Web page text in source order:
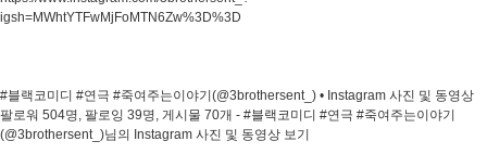
igsh=MWhtYTFwMjFoMTN6Zw%3D%3D
#블랙코미디 #연극 #죽여주는이야기(@3brothersent_) • Instagram 사진 및 동영상
팔로워 504명, 팔로잉 39명, 게시물 70개 - #블랙코미디 #연극 #죽여주는이야기
(@3brothersent_)님의 Instagram 사진 및 동영상 보기